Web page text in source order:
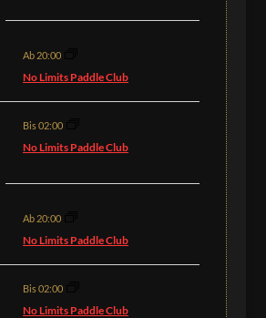
Ab 20:00
No Limits Paddle Club
Bis 02:00
No Limits Paddle Club
Ab 20:00
No Limits Paddle Club
Bis 02:00
No Limits Paddle Club